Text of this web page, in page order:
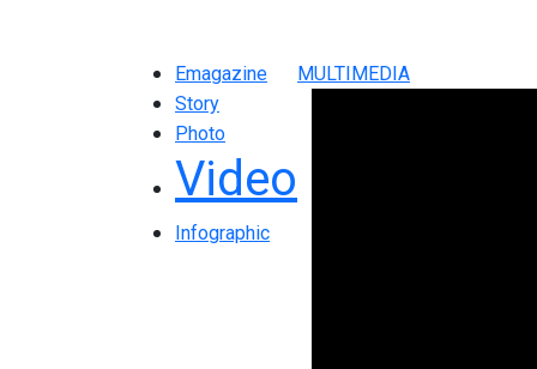
MULTIMEDIA
Emagazine
Story
Photo
Video
Infographic